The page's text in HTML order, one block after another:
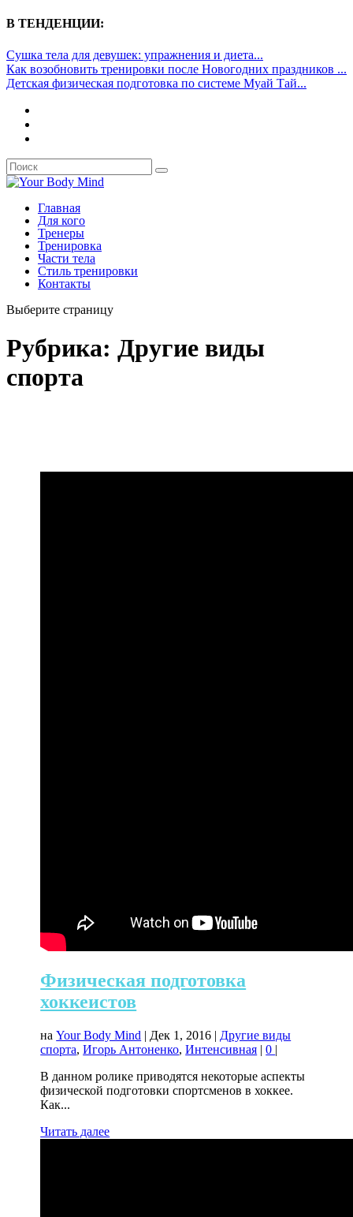
В ТЕНДЕНЦИИ:
Сушка тела для девушек: упражнения и диета...
Как возобновить тренировки после Новогодних праздников ...
Детская физическая подготовка по системе Муай Тай...
Главная
Для кого
Тренеры
Тренировка
Части тела
Стиль тренировки
Контакты
Выберите страницу
Рубрика: Другие виды
спорта
Физическая подготовка
хоккеистов
наYour Body Mind | Дек 1, 2016 | Другие виды
спорта,Игорь Антоненко,Интенсивная |0 |
В данном ролике приводятся некоторые аспекты
физической подготовки спортсменов в хоккее.
Как...
Читать далее